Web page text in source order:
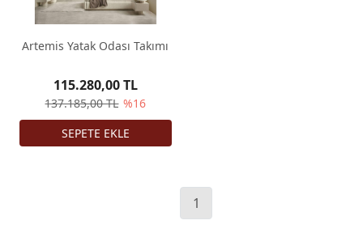
Artemis Yatak Odası Takımı
137.185,00 TL %16
115.280,00 TL
1